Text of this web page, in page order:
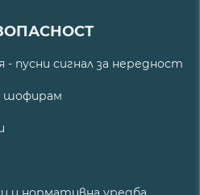
пусни сигнал за нередност
шофирам